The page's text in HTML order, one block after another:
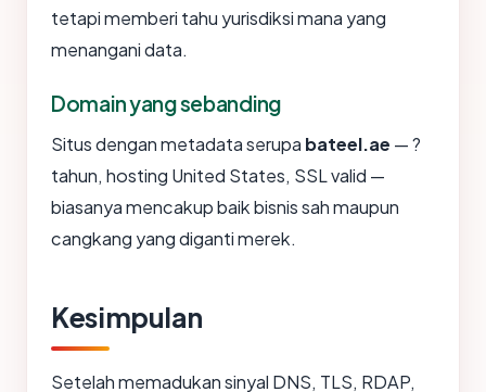
tetapi memberi tahu yurisdiksi mana yang
menangani data.
Domain yang sebanding
Situs dengan metadata serupa bateel.ae — ?
tahun, hosting United States, SSL valid —
biasanya mencakup baik bisnis sah maupun
cangkang yang diganti merek.
Kesimpulan
Setelah memadukan sinyal DNS, TLS, RDAP,